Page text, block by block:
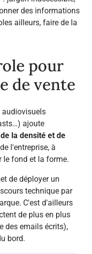
des informations
ailleurs, faire de la
pour
de vente
audiovisuels
ajoute
la densité et de
l'entreprise, à
le fond et la forme.
de déployer un
technique par
C'est d'ailleurs
de plus en plus
des emails écrits),
bord.